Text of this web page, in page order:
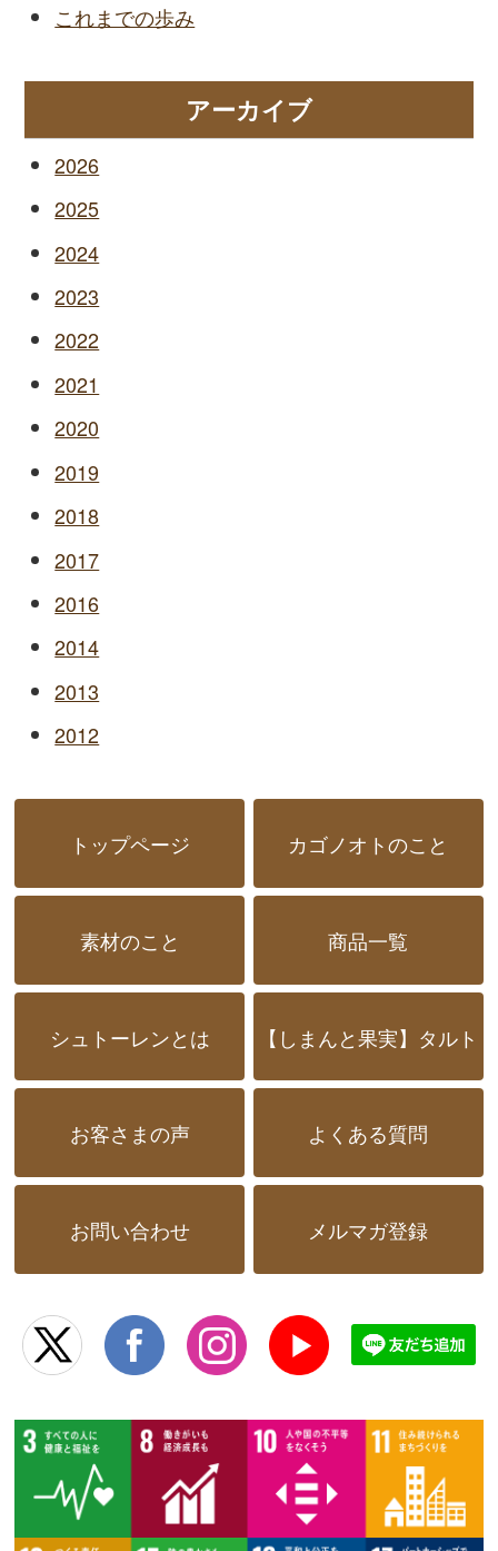
これまでの歩み
アーカイブ
2026
2025
2024
2023
2022
2021
2020
2019
2018
2017
2016
2014
2013
2012
トップページ カゴノオトのこと
素材のこと 商品一覧
シュトーレンとは 【しまんと果実】タルト
お客さまの声 よくある質問
お問い合わせ メルマガ登録